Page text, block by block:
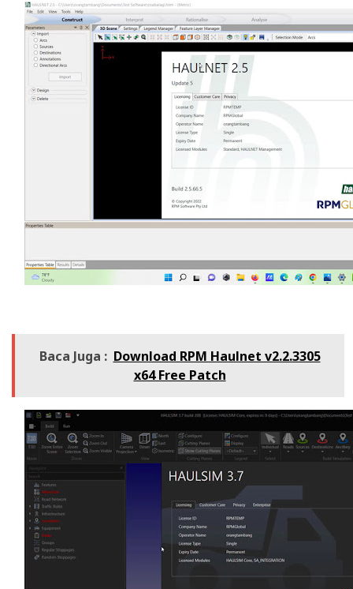
Baca Juga : Download RPM Haulnet v2.2.3305
x64 Free Patch